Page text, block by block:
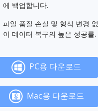
에 백업합니다.
파일 품질 손실 및 형식 변경 없
이 데이터 복구의 높은 성공률.
PC용 다운로드
Mac용 다운로드